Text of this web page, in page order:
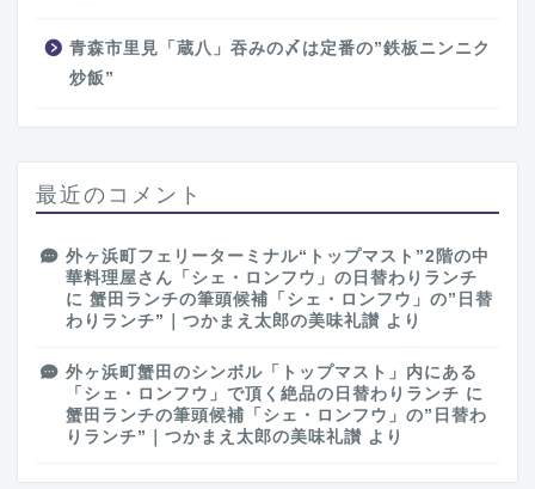
青森市里見「蔵八」吞みの〆は定番の”鉄板ニンニク
炒飯”
最近のコメント
外ヶ浜町フェリーターミナル“トップマスト”2階の中
華料理屋さん「シェ・ロンフウ」の日替わりランチ
に 蟹田ランチの筆頭候補「シェ・ロンフウ」の”日替
わりランチ”｜つかまえ太郎の美味礼讃 より
外ヶ浜町蟹田のシンボル「トップマスト」内にある
「シェ・ロンフウ」で頂く絶品の日替わりランチ に
蟹田ランチの筆頭候補「シェ・ロンフウ」の”日替わ
りランチ”｜つかまえ太郎の美味礼讃 より